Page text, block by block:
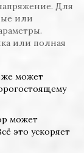
Для
или
или полная
же может
может
это ускоряет